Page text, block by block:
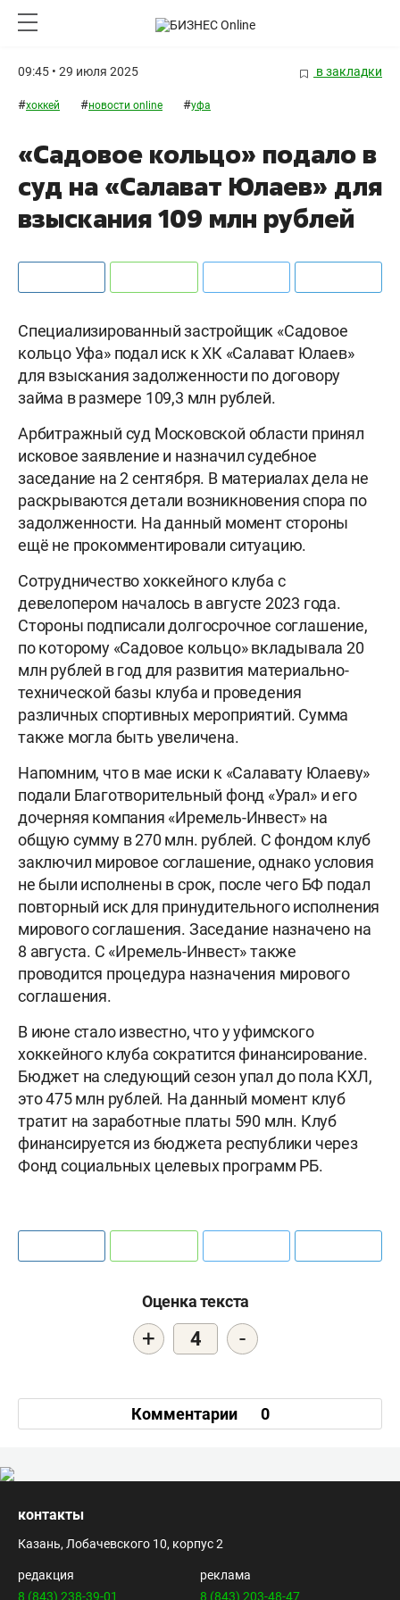
09:45 • 29 июля 2025 в закладки
#хоккей #новости online #уфа
«Садовое кольцо» подало в
суд на «Салават Юлаев» для
взыскания 109 млн рублей
Специализированный застройщик «Садовое
кольцо Уфа» подал иск к ХК «Салават Юлаев»
для взыскания задолженности по договору
займа в размере 109,3 млн рублей.
Арбитражный суд Московской области принял
исковое заявление и назначил судебное
заседание на 2 сентября. В материалах дела не
раскрываются детали возникновения спора по
задолженности. На данный момент стороны
ещё не прокомментировали ситуацию.
Сотрудничество хоккейного клуба с
девелопером началось в августе 2023 года.
Стороны подписали долгосрочное соглашение,
по которому «Садовое кольцо» вкладывала 20
млн рублей в год для развития материально-
технической базы клуба и проведения
различных спортивных мероприятий. Сумма
также могла быть увеличена.
Напомним, что в мае иски к «Салавату Юлаеву»
подали Благотворительный фонд «Урал» и его
дочерняя компания «Иремель-Инвест» на
общую сумму в 270 млн. рублей. С фондом клуб
заключил мировое соглашение, однако условия
не были исполнены в срок, после чего БФ подал
повторный иск для принудительного исполнения
мирового соглашения. Заседание назначено на
8 августа. С «Иремель-Инвест» также
проводится процедура назначения мирового
соглашения.
В июне стало известно, что у уфимского
хоккейного клуба сократится финансирование.
Бюджет на следующий сезон упал до пола КХЛ,
это 475 млн рублей. На данный момент клуб
тратит на заработные платы 590 млн. Клуб
финансируется из бюджета республики через
Фонд социальных целевых программ РБ.
Оценка текста
+ 4 -
Комментарии 0
контакты
Казань, Лобачевского 10, корпус 2
редакция
8 (843) 238-39-01
реклама
8 (843) 203-48-47